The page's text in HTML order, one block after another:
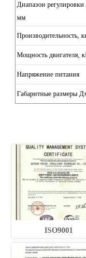
Диапазон регулировки
мм
Производительность,
Мощность двигателя,
Напряжение питания
Габаритные размеры
ISO9001